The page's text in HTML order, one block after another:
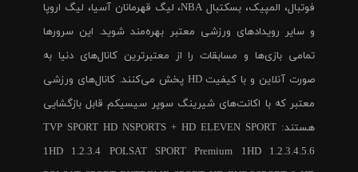
فوتبال، المپیک، بسکتبال NBA، لیگ قهرمانان آسیا، لیگ اروپا
و سایر رویدادهای ورزشی معتبر بهره‌مند شوید. این سرورها
تمامی بازی‌ها و مسابقات را از معتبرترین کانال‌های دنیا به
صورت آنلاین و با کیفیت HD پخش می‌کنند. کانال‌های ورزشی
معتبر که با اکانت‌های شیرینگ سوپر سیسیکم قابل بازگشایی
هستند: TVP SPORT HD NSPORTS + HD ELEVEN SPORT
1HD 1.2.3.4 POLSAT SPORT Premium 1HD 1.2.3.4.5.6